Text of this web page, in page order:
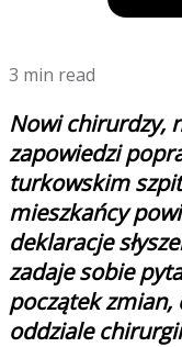
3 min read
Nowi chirurdzy,
zapowiedzi
turkowskim
mieszkańcy
deklaracje
zadaje sobie
początek zmian,
oddziale